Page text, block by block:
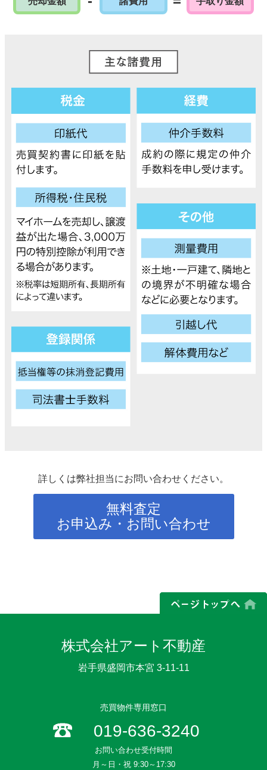
詳しくは弊社担当にお問い合わせください。
無料査定
お申込み・お問い合わせ
株式会社アート不動産
岩手県盛岡市本宮 3-11-11
売買物件専用窓口
019-636-3240
お問い合わせ受付時間
月～日・祝 9:30～17:30